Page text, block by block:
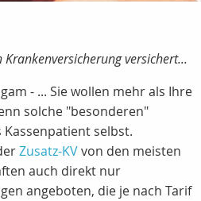
versichert...
- ... Sie wollen mehr als Ihre
solche "besonderen"
Kassenpatient selbst.
Zusatz-KVvon den meisten
auch direkt nur
angeboten, die je nach Tarif